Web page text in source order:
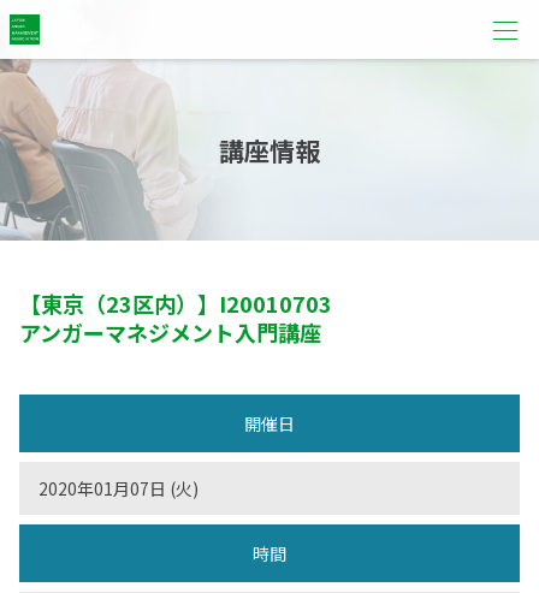
講座情報
【東京（23区内）】 I20010703
アンガーマネジメント入門講座
開催日
2020年01月07日 (火)
時間